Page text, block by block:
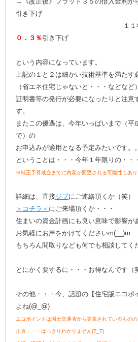
引き下げ
１１年以降から
０．３％引き下げ
という内容になっています。
上記の１と２は細かい技術基準を満たす
（省エネ住宅じゃないと・・・などなど）
証明書等の発行が必要になったりと注意
す。
またこの優遇は、今年いっぱいまで（平
で）の
お申込みが適用となる予定みたいです。
ということは・・・今年１年限りの・・
※補正予算成立までに内容が変更される可能性もあり
詳細は、直接ジブにご連絡頂くか（笑）
＞コチラ＜ にご来場頂くか・・・
住まいの資金計画にも良い意味で影響が
お気軽にお声をかけてくださいm(__)m
もちろん間取りなども何でも相談してく
とにかく要するに・・・お得なんです（
その他・・・今、話題の【住宅版エコポ
よね(@_@)
エコポイントは国土交通省から発表されているものの
正直・・・はっきりわかりません(T_T)